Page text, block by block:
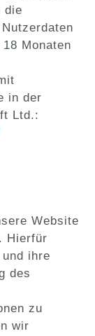
die
Monaten
in der
Ltd.:
Website
Hierfür
ihre
des
zu
wir